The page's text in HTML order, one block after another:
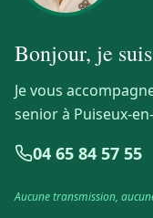
Bonjour, je suis
Je vous
senior à Puiseux-
04 65 84 57 55
Aucune transmission,